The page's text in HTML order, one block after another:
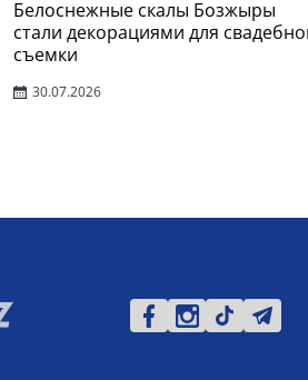
Белоснежные скалы Бозжыры
стали декорациями для
съемки
30.07.2026